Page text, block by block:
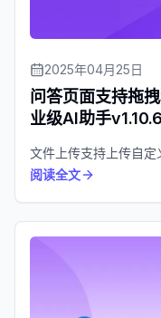
2025年04月25日
问答页面支持拖
业级AI助手
文件上传支持上传自定
阅读全文